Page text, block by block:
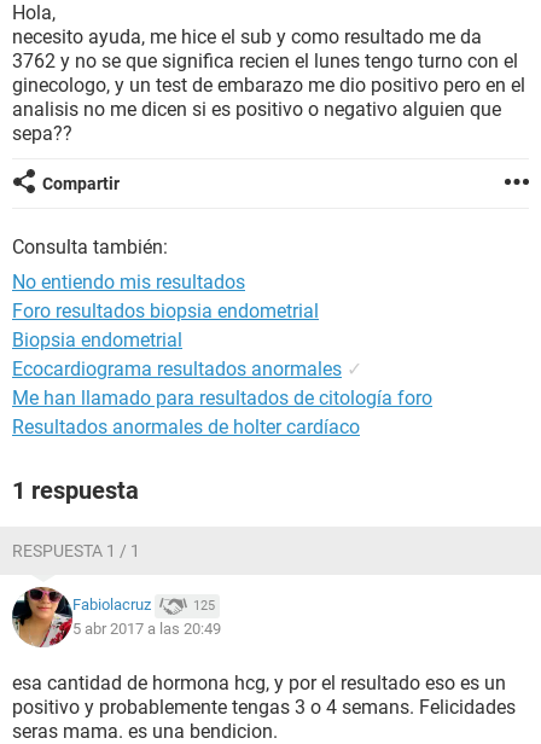
BIENESTAR
SEXUALIDAD
GLOSARIO
Hola,
necesito ayuda, me hice el sub y como resultado me da
3762 y no se que significa recien el lunes tengo turno con el
ginecologo, y un test de embarazo me dio positivo pero en el
analisis no me dicen si es positivo o negativo alguien que
sepa??
Compartir
Consulta también:
No entiendo mis resultados
Foro resultados biopsia endometrial
Biopsia endometrial
Ecocardiograma resultados anormales ✓
Me han llamado para resultados de citología foro
Resultados anormales de holter cardíaco
1 respuesta
RESPUESTA 1 / 1
Fabiolacruz 125
5 abr 2017 a las 20:49
esa cantidad de hormona hcg, y por el resultado eso es un
positivo y probablemente tengas 3 o 4 semans. Felicidades
seras mama. es una bendicion.